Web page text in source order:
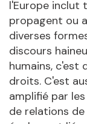
l'Europe inclut
propagent ou
diverses
discours
humains, c'est
droits. C'est
amplifié par
de relations